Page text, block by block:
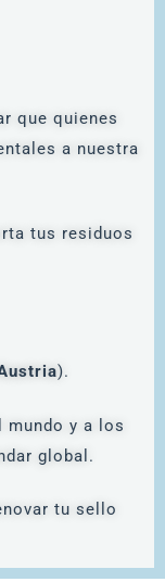
que quienes
a nuestra
tus residuos
).
mundo y a los
global.
tu sello